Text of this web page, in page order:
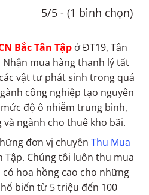
5/5 - (1 bình chọn)
Bắc Tân Tập ở ĐT19, Tân
Nhận mua hàng thanh lý tất
vật tư phát sinh trong quá
công nghiệp tạo nguyên
độ ô nhiễm trung bình,
ngành cho thuê kho bãi.
đơn vị chuyên Thu Mua
Tập. Chúng tôi luôn thu mua
hoa hồng cao cho những
biến từ 5 triệu đến 100